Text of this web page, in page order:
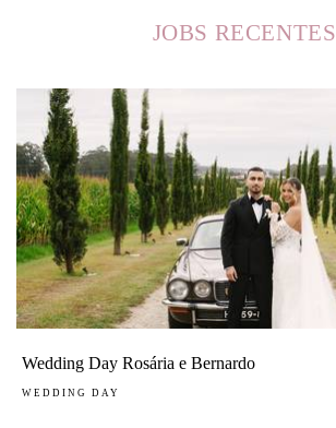
JOBS RECENTES
Wedding Day Rosária e Bernardo
WEDDING DAY